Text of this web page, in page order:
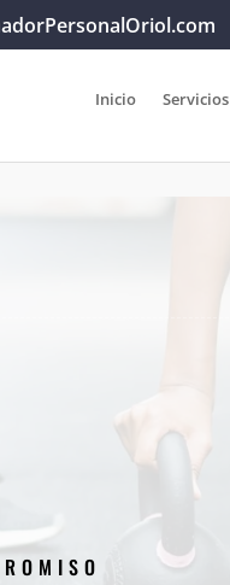
Inicio Servicios